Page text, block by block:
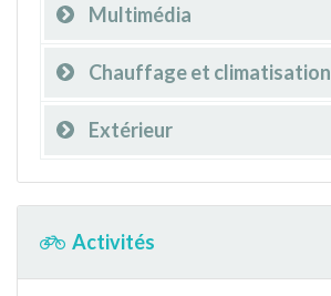
Multimédia
Chauffage et climatisation
Extérieur
Activités